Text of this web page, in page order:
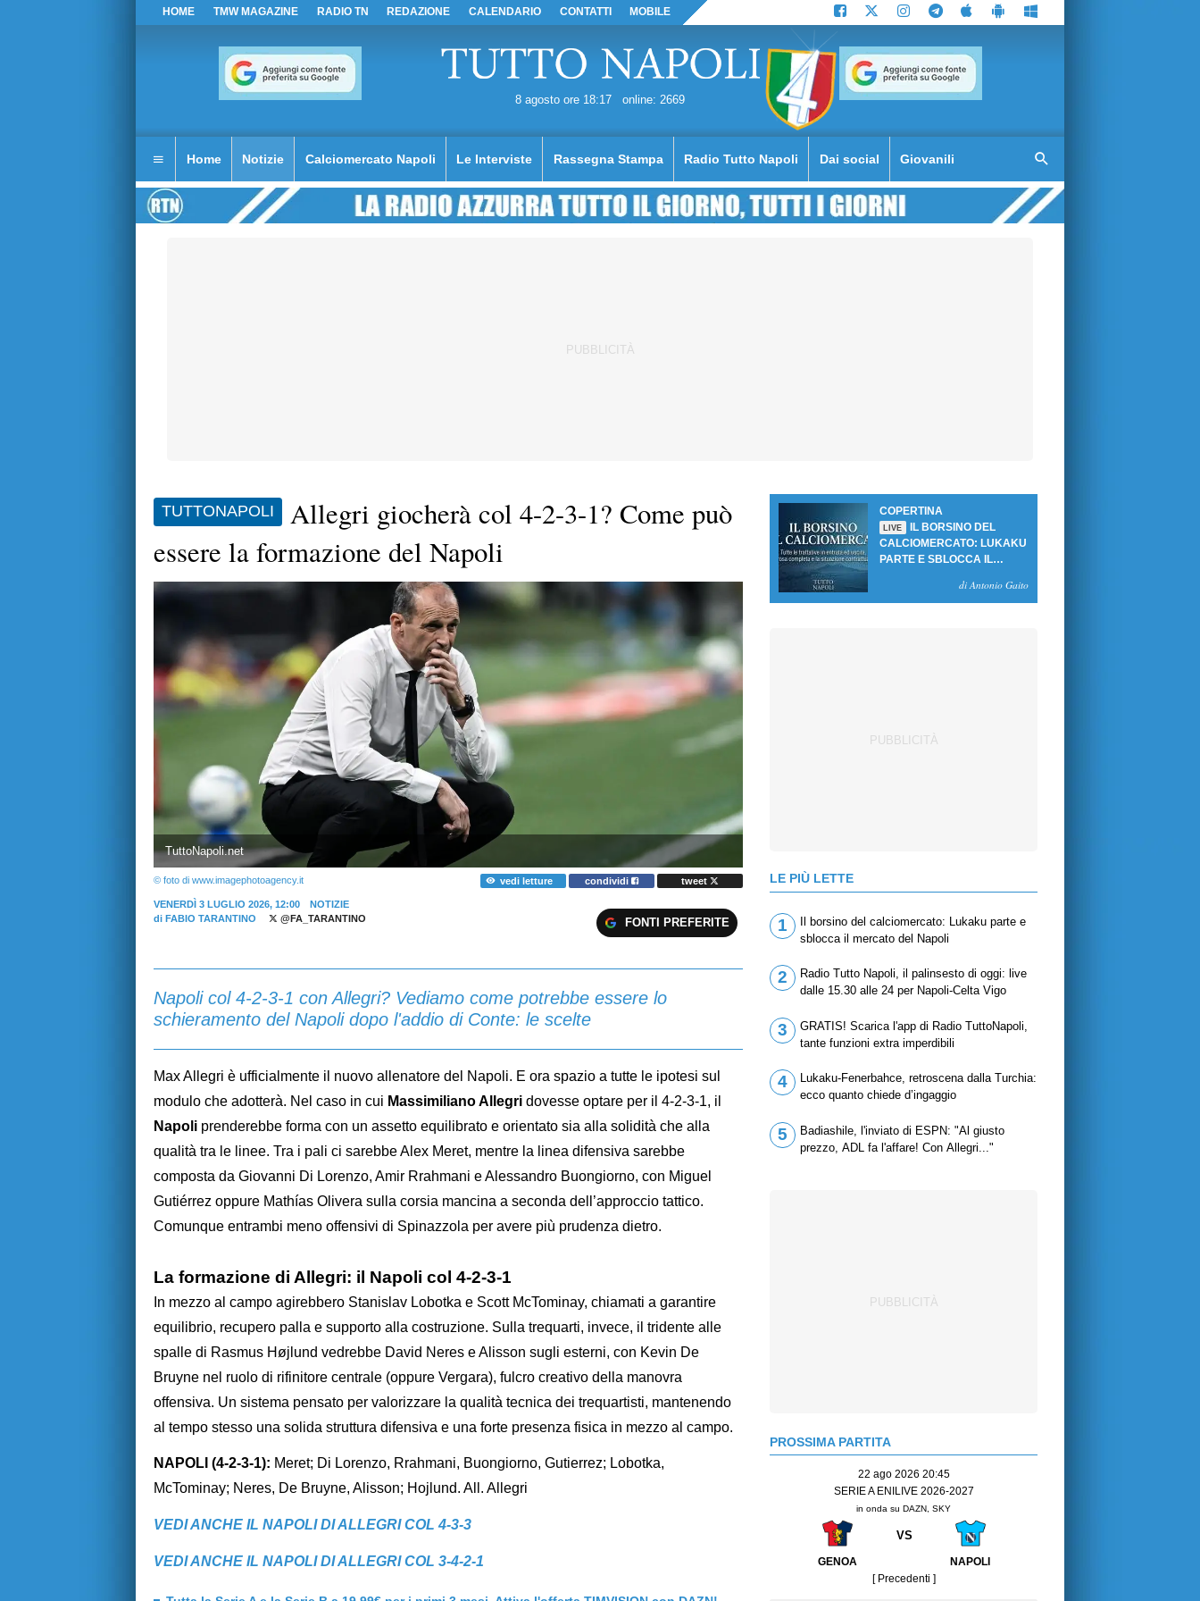
HOME TMW MAGAZINE RADIO TN REDAZIONE CALENDARIO CONTATTI MOBILE
8 agosto ore 18:17 online: 2669
Home Notizie Calciomercato Napoli Le Interviste Rassegna Stampa Radio Tutto Napoli Dai social Giovanili
TUTTONAPOLI
Allegri giocherà col 4-2-3-1? Come può
essere la formazione del Napoli
TuttoNapoli.net
© foto di www.imagephotoagency.it vedi letture condividi tweet
VENERDÌ 3 LUGLIO 2026, 12:00
NOTIZIE
di FABIO TARANTINO @FA_TARANTINO FONTI PREFERITE
Napoli col 4-2-3-1 con Allegri? Vediamo come potrebbe essere lo
schieramento del Napoli dopo l'addio di Conte: le scelte
Max Allegri è ufficialmente il nuovo allenatore del Napoli. E ora spazio a tutte le ipotesi sul
modulo che adotterà. Nel caso in cui Massimiliano Allegri dovesse optare per il 4-2-3-1, il
Napoli prenderebbe forma con un assetto equilibrato e orientato sia alla solidità che alla
qualità tra le linee. Tra i pali ci sarebbe Alex Meret, mentre la linea difensiva sarebbe
composta da Giovanni Di Lorenzo, Amir Rrahmani e Alessandro Buongiorno, con Miguel
Gutiérrez oppure Mathías Olivera sulla corsia mancina a seconda dell’approccio tattico.
Comunque entrambi meno offensivi di Spinazzola per avere più prudenza dietro.
La formazione di Allegri: il Napoli col 4-2-3-1
In mezzo al campo agirebbero Stanislav Lobotka e Scott McTominay, chiamati a garantire
equilibrio, recupero palla e supporto alla costruzione. Sulla trequarti, invece, il tridente alle
spalle di Rasmus Højlund vedrebbe David Neres e Alisson sugli esterni, con Kevin De
Bruyne nel ruolo di rifinitore centrale (oppure Vergara), fulcro creativo della manovra
offensiva. Un sistema pensato per valorizzare la qualità tecnica dei trequartisti, mantenendo
al tempo stesso una solida struttura difensiva e una forte presenza fisica in mezzo al campo.
NAPOLI (4-2-3-1): Meret; Di Lorenzo, Rrahmani, Buongiorno, Gutierrez; Lobotka,
McTominay; Neres, De Bruyne, Alisson; Hojlund. All. Allegri
VEDI ANCHE IL NAPOLI DI ALLEGRI COL 4-3-3
VEDI ANCHE IL NAPOLI DI ALLEGRI COL 3-4-2-1
COPERTINA
LIVE
IL BORSINO DEL
CALCIOMERCATO: LUKAKU
PARTE E SBLOCCA IL
di Antonio Gaito
LE PIÙ LETTE
1
Il borsino del calciomercato: Lukaku parte e
sblocca il mercato del Napoli
2
Radio Tutto Napoli, il palinsesto di oggi: live
dalle 15.30 alle 24 per Napoli-Celta Vigo
3
GRATIS! Scarica l'app di Radio TuttoNapoli,
tante funzioni extra imperdibili
4
Lukaku-Fenerbahce, retroscena dalla Turchia:
ecco quanto chiede d’ingaggio
5
Badiashile, l'inviato di ESPN: "Al giusto
prezzo, ADL fa l'affare! Con Allegri..."
PROSSIMA PARTITA
22 ago 2026 20:45
SERIE A ENILIVE 2026-2027
in onda su DAZN, SKY
VS
GENOA
NAPOLI
[ Precedenti ]